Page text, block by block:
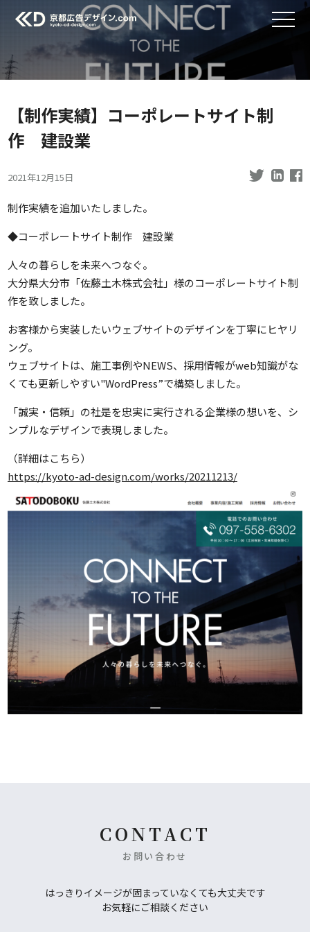
【制作実績】コーポレートサイト制
作 建設業
2021年12月15日
制作実績を追加いたしました。
◆コーポレートサイト制作 建設業
人々の暮らしを未来へつなぐ。
大分県大分市「佐藤土木株式会社」様のコーポレートサイト制
作を致しました。
お客様から実装したいウェブサイトのデザインを丁寧にヒヤリ
ング。
ウェブサイトは、施工事例やNEWS、採用情報がweb知識がな
くても更新しやすい"WordPress”で構築しました。
「誠実・信頼」の社是を忠実に実行される企業様の想いを、シ
ンプルなデザインで表現しました。
（詳細はこちら）
https://kyoto-ad-design.com/works/20211213/
CONTACT
お問い合わせ
はっきりイメージが固まっていなくても大丈夫です
お気軽にご相談ください